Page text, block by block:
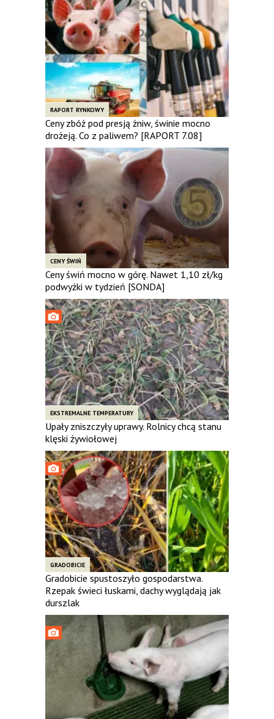
RAPORT RYNKOWY
Ceny zbóż pod presją żniw, świnie mocno
drożeją. Co z paliwem? [RAPORT 7.08]
CENY ŚWIŃ
Ceny świń mocno w górę. Nawet 1,10 zł/kg
podwyżki w tydzień [SONDA]
EKSTREMALNE TEMPERATURY
Upały zniszczyły uprawy. Rolnicy chcą stanu
klęski żywiołowej
GRADOBICIE
Gradobicie spustoszyło gospodarstwa.
Rzepak świeci łuskami, dachy wyglądają jak
durszlak